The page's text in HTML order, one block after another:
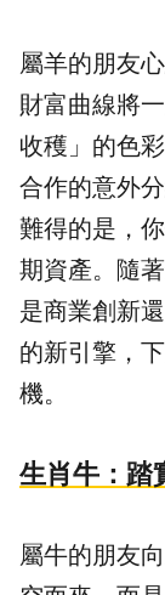
屬羊的朋友
財富曲線將
收穫」的色
合作的意外
難得的是，
期資產。隨
是商業創新
的新引擎，
機。
生肖牛：踏
屬牛的朋友